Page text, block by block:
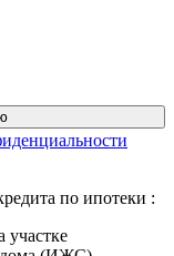
по ипотеки :
участке